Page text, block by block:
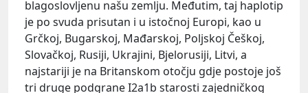
blagoslovljenu našu zemlju. Međutim, taj haplotip
je po svuda prisutan i u istočnoj Europi, kao u
Grčkoj, Bugarskoj, Mađarskoj, Poljskoj Češkoj,
Slovačkoj, Rusiji, Ukrajini, Bjelorusiji, Litvi, a
najstariji je na Britanskom otočju gdje postoje još
tri druge podgrane I2a1b starosti zajedničkog